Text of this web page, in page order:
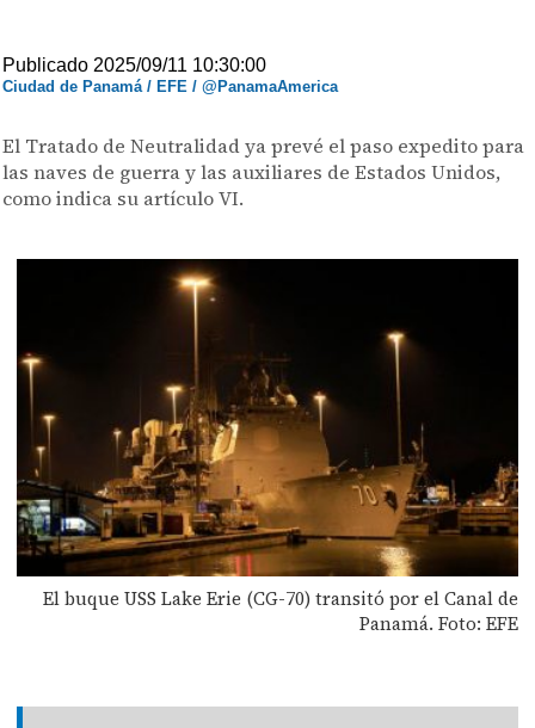
Publicado 2025/09/11 10:30:00
Ciudad de Panamá / EFE / @PanamaAmerica
El Tratado de Neutralidad ya prevé el paso expedito para
las naves de guerra y las auxiliares de Estados Unidos,
como indica su artículo VI.
El buque USS Lake Erie (CG-70) transitó por el Canal de
Panamá. Foto: EFE